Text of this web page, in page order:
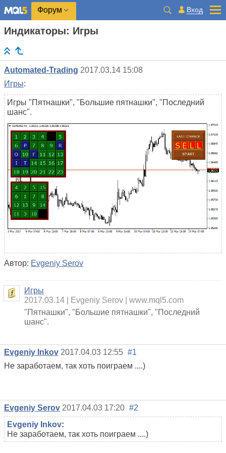
Форум Вход
Индикаторы: Игры
Automated-Trading 2017.03.14 15:08
Игры:
Игры "Пятнашки", "Большие пятнашки", "Последний
шанс".
Автор: Evgeniy Serov
Игры
2017.03.14
Evgeniy Serov
www.mql5.com
"Пятнашки", "Большие пятнашки", "Последний
шанс".
Evgeniy Inkov 2017.04.03 12:55 #1
Не заработаем, так хоть поиграем ....)
Evgeniy Serov 2017.04.03 17:20 #2
Evgeniy Inkov:
Не заработаем, так хоть поиграем ....)